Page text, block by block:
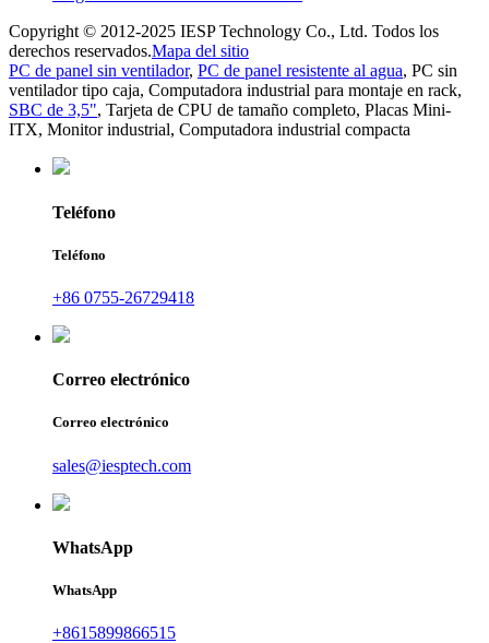
Copyright © 2012-2025 IESP Technology Co., Ltd. Todos los
derechos reservados.Mapa del sitio
PC de panel sin ventilador, PC de panel resistente al agua, PC sin
ventilador tipo caja, Computadora industrial para montaje en rack,
SBC de 3,5", Tarjeta de CPU de tamaño completo, Placas Mini-
ITX, Monitor industrial, Computadora industrial compacta
Teléfono
Teléfono
+86 0755-26729418
Correo electrónico
Correo electrónico
sales@iesptech.com
WhatsApp
WhatsApp
+8615899866515